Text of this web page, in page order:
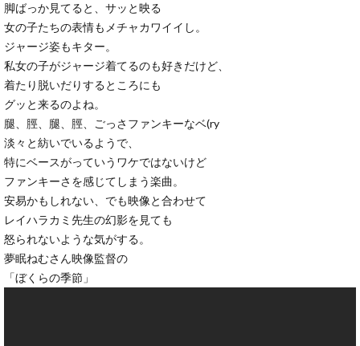
脚ばっか見てると、サッと映る
女の子たちの表情もメチャカワイイし。
ジャージ姿もキター。
私女の子がジャージ着てるのも好きだけど、
着たり脱いだりするところにも
グッと来るのよね。
腿、脛、腿、脛、ごっさファンキーなベ(ry
淡々と紡いでいるようで、
特にベースがっていうワケではないけど
ファンキーさを感じてしまう楽曲。
安易かもしれない、でも映像と合わせて
レイハラカミ先生の幻影を見ても
怒られないような気がする。
夢眠ねむさん映像監督の
「ぼくらの季節」